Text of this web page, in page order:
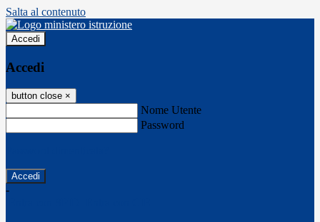
Salta al contenuto
Accedi
Accedi
button close ×
Nome Utente
Password
-